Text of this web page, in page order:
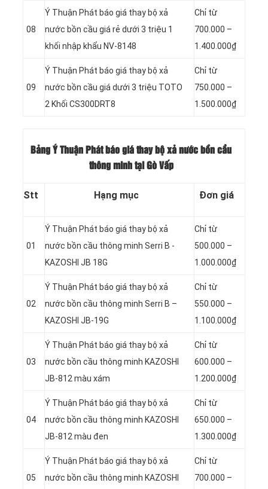
08
Ý Thuận Phát báo giá thay bộ xả
nước bồn cầu giá rẻ dưới 3 triệu 1
khối nhập khẩu NV-8148
Chỉ từ
700.000 –
1.400.000₫
09
Ý Thuận Phát báo giá thay bộ xả
nước bồn cầu giá dưới 3 triệu TOTO
2 Khối CS300DRT8
Chỉ từ
750.000 –
1.500.000₫
Bảng Ý Thuận Phát báo giá thay bộ xả nước bồn cầu
thông minh tại Gò Vấp
Stt Hạng mục Đơn giá
01
Ý Thuận Phát báo giá thay bộ xả
nước bồn cầu thông minh Serri B -
KAZOSHI JB 18G
Chỉ từ
500.000 –
1.000.000₫
02
Ý Thuận Phát báo giá thay bộ xả
nước bồn cầu thông minh Serri B –
KAZOSHI JB-19G
Chỉ từ
550.000 –
1.100.000₫
03
Ý Thuận Phát báo giá thay bộ xả
nước bồn cầu thông minh KAZOSHI
JB-812 màu xám
Chỉ từ
600.000 –
1.200.000₫
04
Ý Thuận Phát báo giá thay bộ xả
nước bồn cầu thông minh KAZOSHI
JB-812 màu đen
Chỉ từ
650.000 –
1.300.000₫
05
Ý Thuận Phát báo giá thay bộ xả
nước bồn cầu thông minh KAZOSHI
Chỉ từ
700.000 –